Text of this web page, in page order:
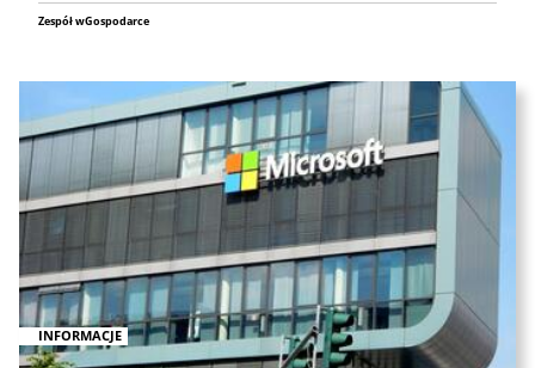
Zespół wGospodarce
INFORMACJE